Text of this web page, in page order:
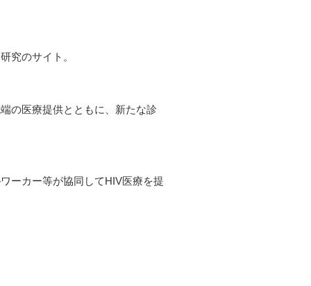
究のサイト。
の医療提供とともに、新たな診
ーカー等が協同してHIV医療を提